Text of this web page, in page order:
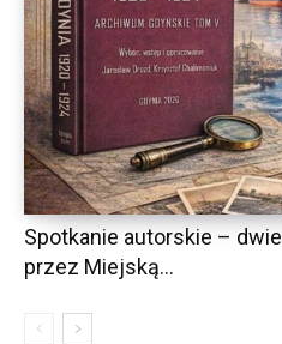
Spotkanie autorskie –
przez Miejską...